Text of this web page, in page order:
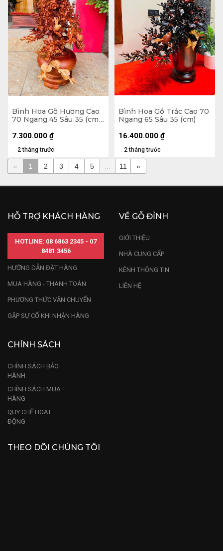
Bình Hoa Gỗ Hương Cao
70 Ngang 45 Sâu 35 (cm)
2 tháng trước
7.300.000 ₫
Bình Hoa Gỗ Trắc Cao 70
Ngang 65 Sâu 35 (cm)
2 tháng trước
16.400.000 ₫
« 1 2 3 4 5 11 »
HỖ TRỢ KHÁCH HÀNG
HOTLINE: 08 6863 2345 - 07
8481 3456
HƯỚNG DẪN ĐẶT HÀNG
MUA HÀNG - THANH TOÁN
PHƯƠNG THỨC VẬN CHUYỂN
GẶP SỰ CỐ KHI NHẬN HÀNG
VỀ GỖ ĐỈNH
GIỚI THIỆU
NHÀ CUNG CẤP
KÊNH THÔNG TIN
LIÊN HỆ
CHÍNH SÁCH
CHÍNH SÁCH BẢO
HÀNH
CHÍNH SÁCH MUA
HÀNG
QUY CHẾ HOẠT
ĐỘNG
THEO DÕI CHÚNG TÔI